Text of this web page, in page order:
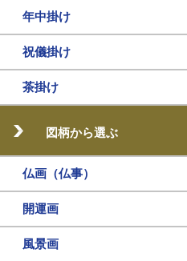
年中掛け
祝儀掛け
茶掛け
図柄から選ぶ
仏画（仏事）
開運画
風景画